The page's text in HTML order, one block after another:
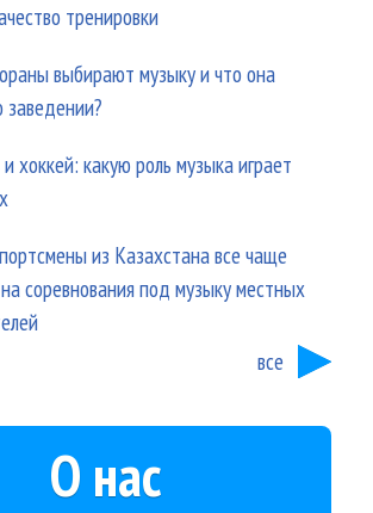
тренировки
выбирают музыку и что она
заведении?
хоккей: какую роль музыка играет
из Казахстана все чаще
соревнования под музыку местных
все
О нас